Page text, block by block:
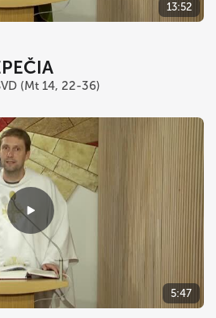
13:52
(Mt 14, 22-36)
5:47